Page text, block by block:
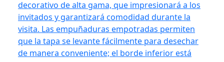
decorativo de alta gama, que impresionará a los
invitados y garantizará comodidad durante la
visita. Las empuñaduras empotradas permiten
que la tapa se levante fácilmente para desechar
de manera conveniente; el borde inferior está